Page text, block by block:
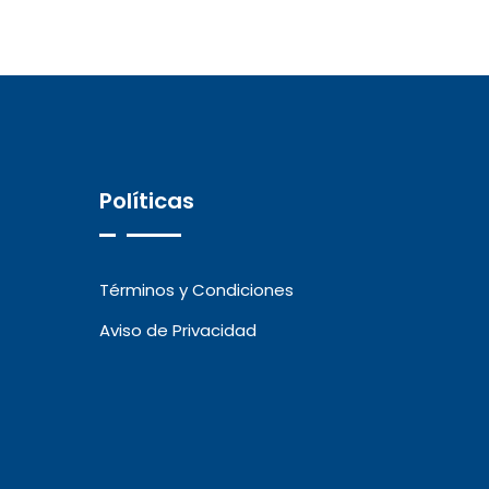
Políticas
Términos y Condiciones
Aviso de Privacidad